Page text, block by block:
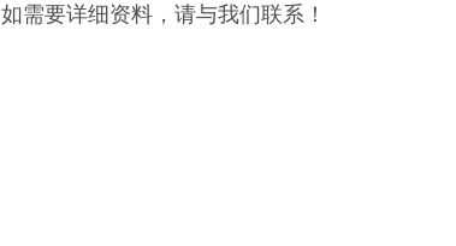
如需要详细资料，请与我们联系！